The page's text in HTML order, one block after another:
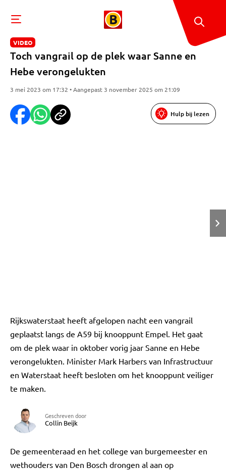
VIDEO
Toch vangrail op de plek waar Sanne en
Hebe verongelukten
3 mei 2023 om 17:32 • Aangepast 3 november 2025 om 21:09
Hulp bij lezen
Rijkswaterstaat heeft afgelopen nacht een vangrail
geplaatst langs de A59 bij knooppunt Empel. Het gaat
om de plek waar in oktober vorig jaar Sanne en Hebe
verongelukten. Minister Mark Harbers van Infrastructuur
en Waterstaat heeft besloten om het knooppunt veiliger
te maken.
Geschreven door
Collin Beijk
De gemeenteraad en het college van burgemeester en
wethouders van Den Bosch drongen al aan op